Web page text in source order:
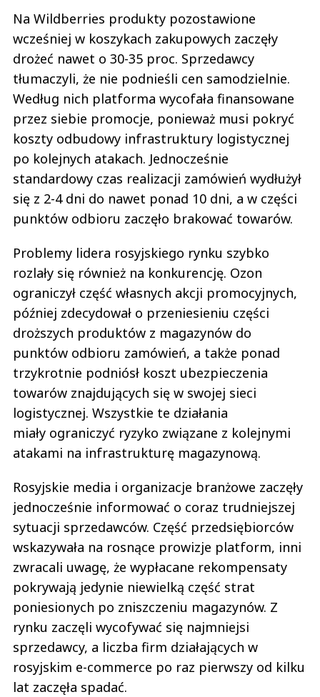
Na Wildberries produkty pozostawione
wcześniej w koszykach zakupowych zaczęły
drożeć nawet o 30-35 proc. Sprzedawcy
tłumaczyli, że nie podnieśli cen samodzielnie.
Według nich platforma wycofała finansowane
przez siebie promocje, ponieważ musi pokryć
koszty odbudowy infrastruktury logistycznej
po kolejnych atakach. Jednocześnie
standardowy czas realizacji zamówień wydłużył
się z 2-4 dni do nawet ponad 10 dni, a w części
punktów odbioru zaczęło brakować towarów.
Problemy lidera rosyjskiego rynku szybko
rozlały się również na konkurencję. Ozon
ograniczył część własnych akcji promocyjnych,
później zdecydował o przeniesieniu części
droższych produktów z magazynów do
punktów odbioru zamówień, a także ponad
trzykrotnie podniósł koszt ubezpieczenia
towarów znajdujących się w swojej sieci
logistycznej. Wszystkie te działania
miały ograniczyć ryzyko związane z kolejnymi
atakami na infrastrukturę magazynową.
Rosyjskie media i organizacje branżowe zaczęły
jednocześnie informować o coraz trudniejszej
sytuacji sprzedawców. Część przedsiębiorców
wskazywała na rosnące prowizje platform, inni
zwracali uwagę, że wypłacane rekompensaty
pokrywają jedynie niewielką część strat
poniesionych po zniszczeniu magazynów. Z
rynku zaczęli wycofywać się najmniejsi
sprzedawcy, a liczba firm działających w
rosyjskim e-commerce po raz pierwszy od kilku
lat zaczęła spadać.